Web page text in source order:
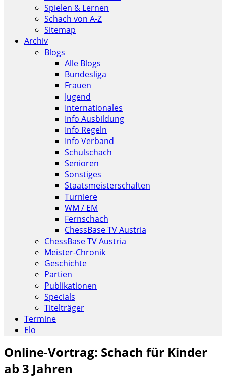
Spielen & Lernen
Schach von A-Z
Sitemap
Archiv
Blogs
Alle Blogs
Bundesliga
Frauen
Jugend
Internationales
Info Ausbildung
Info Regeln
Info Verband
Schulschach
Senioren
Sonstiges
Staatsmeisterschaften
Turniere
WM / EM
Fernschach
ChessBase TV Austria
ChessBase TV Austria
Meister-Chronik
Geschichte
Partien
Publikationen
Specials
Titelträger
Termine
Elo
Online-Vortrag: Schach für Kinder
ab 3 Jahren